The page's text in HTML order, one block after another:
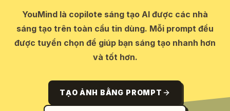
YouMind là copilote sáng tạo AI được các nhà
sáng tạo trên toàn cầu tin dùng. Mỗi prompt đều
được tuyển chọn để giúp bạn sáng tạo nhanh hơn
và tốt hơn.
TẠO ẢNH BẰNG PROMPT